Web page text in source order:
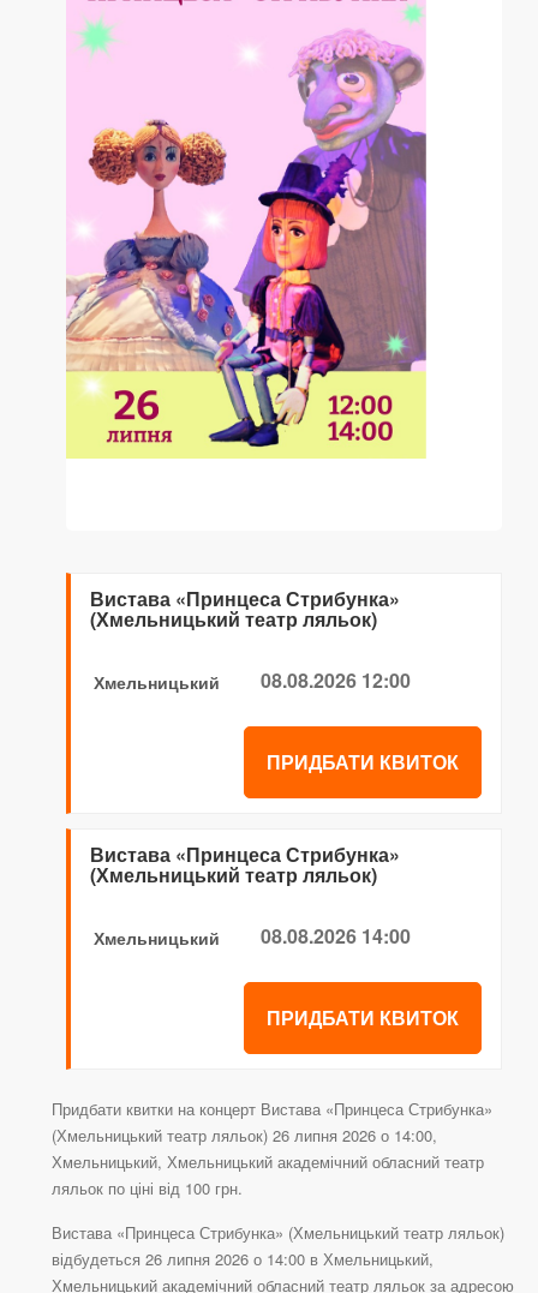
Вистава «Принцеса Стрибунка»
(Хмельницький театр ляльок)
Хмельницький 08.08.2026 12:00
ПРИДБАТИ КВИТОК
Вистава «Принцеса Стрибунка»
(Хмельницький театр ляльок)
Хмельницький 08.08.2026 14:00
ПРИДБАТИ КВИТОК
Придбати квитки на концерт Вистава «Принцеса Стрибунка»
(Хмельницький театр ляльок) 26 липня 2026 о 14:00,
Хмельницький, Хмельницький академічний обласний театр
ляльок по ціні від 100 грн.
Вистава «Принцеса Стрибунка» (Хмельницький театр ляльок)
відбудеться 26 липня 2026 о 14:00 в Хмельницький,
Хмельницький академічний обласний театр ляльок за адресою